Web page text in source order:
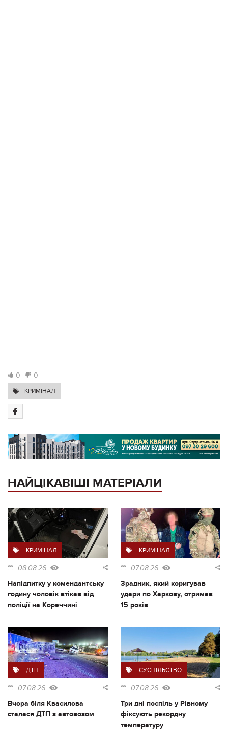
0 0
КРИМІНАЛ
НАЙЦІКАВІШІ МАТЕРІАЛИ
КРИМІНАЛ
08.08.26
Напідпитку у комендантську
годину чоловік втікав від
поліції на Кореччині
КРИМІНАЛ
07.08.26
Зрадник, який коригував
удари по Харкову, отримав
15 років
ДТП
07.08.26
Вчора біля Квасилова
сталася ДТП з автовозом
СУСПІЛЬСТВО
07.08.26
Три дні поспіль у Рівному
фіксують рекордну
температуру